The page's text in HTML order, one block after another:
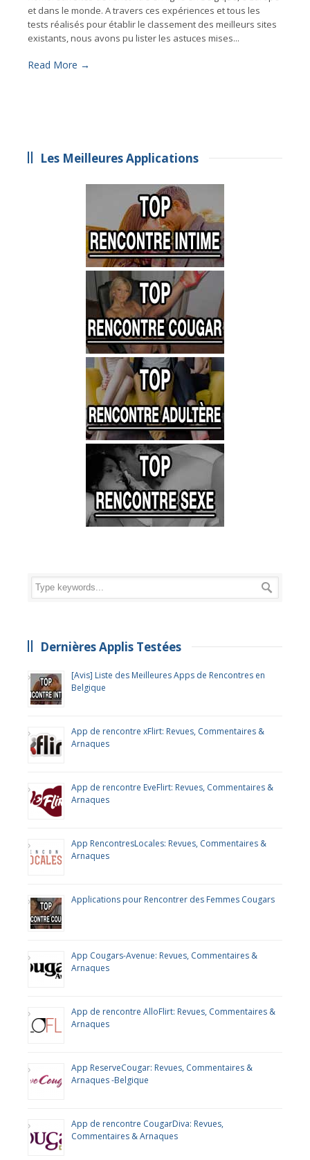
et dans le monde. A travers ces expériences et tous les
tests réalisés pour établir le classement des meilleurs sites
existants, nous avons pu lister les astuces mises...
Read More →
Les Meilleures Applications
Dernières Applis Testées
[Avis] Liste des Meilleures Apps de Rencontres en
Belgique
App de rencontre xFlirt: Revues, Commentaires &
Arnaques
App de rencontre EveFlirt: Revues, Commentaires &
Arnaques
App RencontresLocales: Revues, Commentaires &
Arnaques
Applications pour Rencontrer des Femmes Cougars
App Cougars-Avenue: Revues, Commentaires &
Arnaques
App de rencontre AlloFlirt: Revues, Commentaires &
Arnaques
App ReserveCougar: Revues, Commentaires &
Arnaques -Belgique
App de rencontre CougarDiva: Revues,
Commentaires & Arnaques